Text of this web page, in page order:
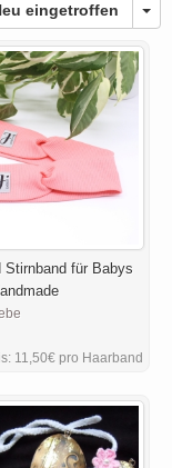
eingetroffen
Stirnband für Babys
11,50€ pro Haarband